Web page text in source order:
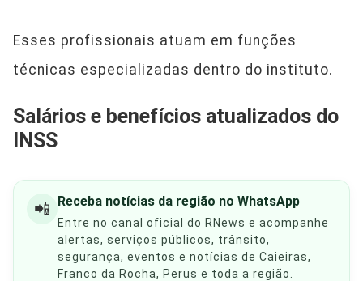
Esses profissionais atuam em funções
técnicas especializadas dentro do instituto.
Salários e benefícios atualizados do
INSS
📲 Receba notícias da região no WhatsApp
Entre no canal oficial do RNews e acompanhe
alertas, serviços públicos, trânsito,
segurança, eventos e notícias de Caieiras,
Franco da Rocha, Perus e toda a região.